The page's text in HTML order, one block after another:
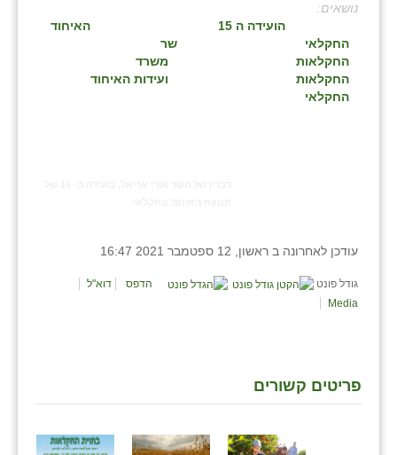
:
הועידה ה 15
האיחוד
החקלאי
שר
החקלאות
משרד
החקלאות
ועידות האיחוד
החקלאי
עודכן לאחרונה ב ראשון, 12 ספטמבר 2021 16:47
גודל פונט הדפס
דוא"ל
Media
פריטים קשורים
בצרה
בקעות
גנות
דקל